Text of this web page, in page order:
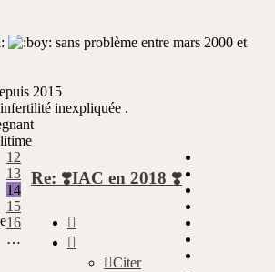
sans problème entre mars 2000 et
2015
inexpliquée .
Re: ❣️IAC en 2018 ❣️
Citer
12
13
14
15
16
…